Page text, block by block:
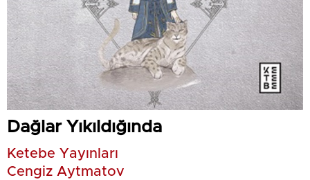
Dağlar Yıkıldığında
Ketebe Yayınları
Cengiz Aytmatov